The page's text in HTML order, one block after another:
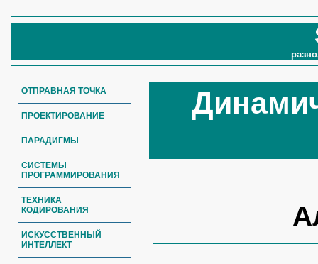
ОТПРАВНАЯ ТОЧКА
ПРОЕКТИРОВАНИЕ
ПАРАДИГМЫ
СИСТЕМЫ
ПРОГРАММИРОВАНИЯ
ТЕХНИКА
КОДИРОВАНИЯ
ИСКУССТВЕННЫЙ
ИНТЕЛЛЕКТ